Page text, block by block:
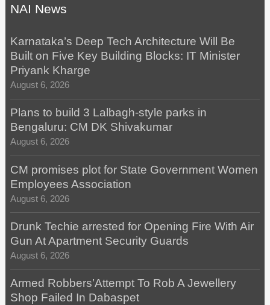
NAI News
Karnataka’s Deep Tech Architecture Will Be
Built on Five Key Building Blocks: IT Minister
Priyank Kharge
August 6, 2026
Plans to build 3 Lalbagh-style parks in
Bengaluru: CM DK Shivakumar
August 6, 2026
CM promises plot for State Government Women
Employees Association
August 6, 2026
Drunk Techie arrested for Opening Fire With Air
Gun At Apartment Security Guards
August 6, 2026
Armed Robbers’Attempt To Rob A Jewellery
Shop Failed In Dabaspet